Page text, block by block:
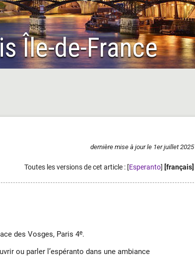
Île-de-France
dernière mise à jour le 1er juillet 2025
Toutes les versions de cet article : [Esperanto] [français]
des Vosges, Paris 4e.
ou parler l’espéranto dans une ambiance